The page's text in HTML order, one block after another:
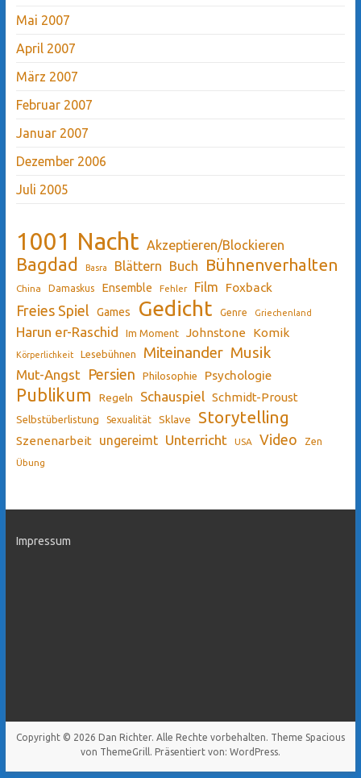
Mai 2007
April 2007
März 2007
Februar 2007
Januar 2007
Dezember 2006
Juli 2005
1001 Nacht Akzeptieren/Blockieren
Bagdad Basra Blättern Buch Bühnenverhalten
China Damaskus Ensemble Fehler Film Foxback
Freies Spiel Games Gedicht Genre Griechenland
Harun er-Raschid Im Moment Johnstone Komik
Körperlichkeit Lesebühnen Miteinander Musik
Mut-Angst Persien Philosophie Psychologie
Publikum Regeln Schauspiel Schmidt-Proust
Selbstüberlistung Sexualität Sklave Storytelling
Szenenarbeit ungereimt Unterricht USA Video Zen
Übung
Impressum
Copyright © 2026 Dan Richter. Alle Rechte vorbehalten. Theme Spacious
von ThemeGrill. Präsentiert von: WordPress.